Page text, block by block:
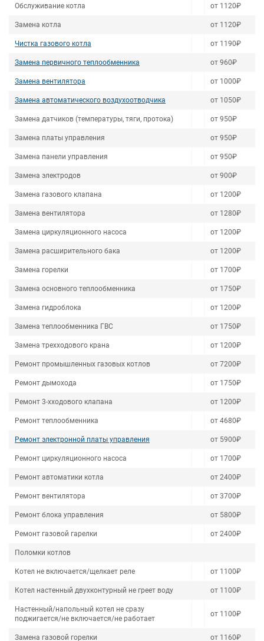
Обслуживание котла от 1120₽
Замена котла от 1120₽
Чистка газового котла от 1190₽
Замена первичного теплообменника от 960₽
Замена вентилятора от 1000₽
Замена автоматического воздухоотводчика от 1050₽
Замена датчиков (температуры, тяги, протока) от 950₽
Замена платы управления от 950₽
Замена панели управления от 950₽
Замена электродов от 900₽
Замена газового клапана от 1200₽
Замена вентилятора от 1280₽
Замена циркуляционного насоса от 1200₽
Замена расширительного бака от 1200₽
Замена горелки от 1700₽
Замена основного теплообменника от 1750₽
Замена гидроблока от 1200₽
Замена теплообменника ГВС от 1750₽
Замена трехходового крана от 1200₽
Ремонт промышленных газовых котлов от 7200₽
Ремонт дымохода от 1750₽
Ремонт 3-хходового клапана от 1200₽
Ремонт теплообменника от 4680₽
Ремонт электронной платы управления от 5900₽
Ремонт циркуляционного насоса от 1700₽
Ремонт автоматики котла от 2400₽
Ремонт вентилятора от 3700₽
Ремонт блока управления от 5800₽
Ремонт газовой гарелки от 2400₽
Поломки котлов
Котел не включается/щелкает реле от 1100₽
Котел настенный двухконтурный не греет воду от 1100₽
Настенный/напольный котел не сразу
поджигается/не включается/не работает
от 1100₽
Замена газовой горелки от 1160₽